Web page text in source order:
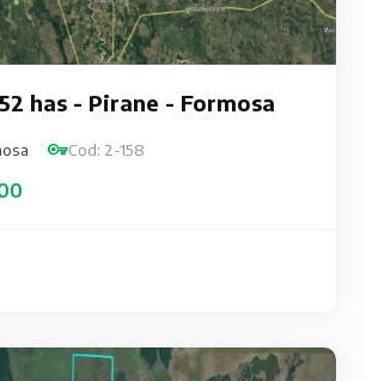
has - Pirane - Formosa
Cod: 2-158